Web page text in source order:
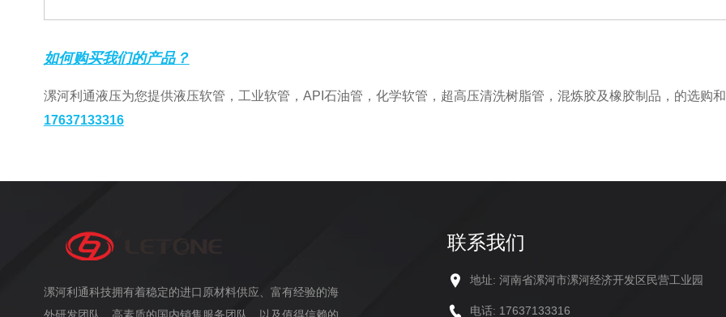
如何购买我们的产品？
漯河利通液压为您提供液压软管，工业软管，API石油管，化学软管，超高压清洗树脂管，混炼胶及橡胶制品，的选购
17637133316
漯河利通科技拥有着稳定的进口原材料供应、富有经验的海
联系我们
地址: 河南省漯河市漯河经济开发区民营工业园
电话: 17637133316